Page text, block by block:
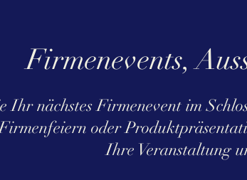
Firmenevents,
Ihr nächstes Firmenevent im
oder
Ihre Veranstaltung